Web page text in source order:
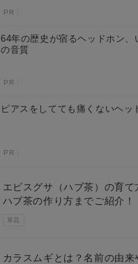
PR
64年の歴史が宿るヘッドホン、
の音質
PR
ピアスをしてても痛くないヘッ
PR
草花
エビスグサ（ハブ茶）の育て
ハブ茶の作り方までご紹介！
カラスムギとは？名前の由